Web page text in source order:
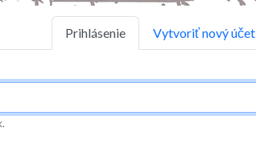
Prihlásenie Vytvoriť nový účet